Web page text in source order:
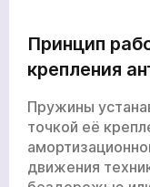
Принцип
крепления
Пружины
точкой её
движения